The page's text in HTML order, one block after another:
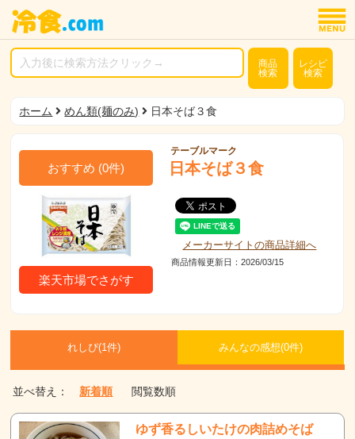
商品
検索
レシピ
検索
ホーム めん類(麺のみ) 日本そば３食
おすすめ (0件)
楽天市場でさがす
テーブルマーク
日本そば３食
メーカーサイトの商品詳細へ
商品情報更新日：2026/03/15
れしぴ(1件) みんなの感想(0件)
並べ替え： 新着順 閲覧数順
ゆず香るしいたけの肉詰めそば